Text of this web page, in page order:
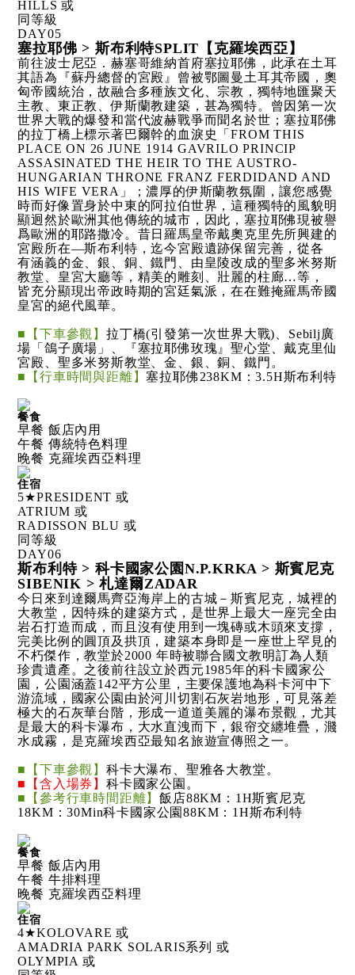
HILLS 或
同等級
DAY05
塞拉耶佛 > 斯布利特SPLIT【克羅埃西亞】
前往波士尼亞．赫塞哥維納首府塞拉耶佛，此承在土耳
其語為『蘇丹總督的宮殿』曾被鄂圖曼土耳其帝國，奧
匈帝國統治，故融合多種族文化、宗教，獨特地匯聚天
主教、東正教、伊斯蘭教建築，甚為獨特。曾因第一次
世界大戰的爆發和當代波赫戰爭而聞名於世；塞拉耶佛
的拉丁橋上標示著巴爾幹的血淚史「FROM THIS
PLACE ON 26 JUNE 1914 GAVRILO PRINCIP
ASSASINATED THE HEIR TO THE AUSTRO-
HUNGARIAN THRONE FRANZ FERDIDAND AND
HIS WIFE VERA」；濃厚的伊斯蘭教氛圍，讓您感覺
時而好像置身於中東的阿拉伯世界，這種獨特的風貌明
顯迥然於歐洲其他傳統的城市，因此，塞拉耶佛現被譽
爲歐洲的耶路撒冷。昔日羅馬皇帝戴奧克里先所興建的
宮殿所在—斯布利特，迄今宮殿遺跡保留完善，從各
有涵義的金、銀、銅、鐵門、由皇陵改成的聖多米努斯
教堂、皇宮大廳等，精美的雕刻、壯麗的柱廊…等，
皆充分顯現出帝政時期的宮廷氣派，在在難掩羅馬帝國
皇宮的絕代風華。
■【下車參觀】拉丁橋(引發第一次世界大戰)、Sebilj廣
場「鴿子廣場」、『塞拉耶佛玫瑰』聖心堂、戴克里仙
宮殿、聖多米努斯教堂、金、銀、銅、鐵門。
■【行車時間與距離】塞拉耶佛238KM：3.5H斯布利特
餐食
早餐 飯店內用
午餐 傳統特色料理
晚餐 克羅埃西亞料理
住宿
5★PRESIDENT 或
ATRIUM 或
RADISSON BLU 或
同等級
DAY06
斯布利特 > 科卡國家公園N.P.KRKA > 斯賓尼克
SIBENIK > 札達爾ZADAR
今日來到達爾馬齊亞海岸上的古城－斯賓尼克，城裡的
大教堂，因特殊的建築方式，是世界上最大一座完全由
岩石打造而成，而且沒有使用到一塊磚或木頭來支撐，
完美比例的圓頂及拱頂，建築本身即是一座世上罕見的
不朽傑作，教堂於2000 年時被聯合國文教明訂為人類
珍貴遺產。之後前往設立於西元1985年的科卡國家公
園，公園涵蓋142平方公里，主要保護地為科卡河中下
游流域，國家公園由於河川切割石灰岩地形，可見落差
極大的石灰華台階，形成一道道美麗的瀑布景觀，尤其
是最大的科卡瀑布，大水直洩而下，銀帘交纏堆疊，濺
水成霧，是克羅埃西亞最知名旅遊宣傳照之一。
■【下車參觀】科卡大瀑布、聖雅各大教堂。
■【含入場券】科卡國家公園。
■【參考行車時間距離】飯店88KM：1H斯賓尼克
18KM：30Min科卡國家公園88KM：1H斯布利特
餐食
早餐 飯店內用
午餐 牛排料理
晚餐 克羅埃西亞料理
住宿
4★KOLOVARE 或
AMADRIA PARK SOLARIS系列 或
OLYMPIA 或